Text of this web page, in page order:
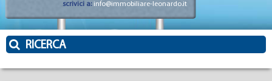
scrivici a: info@immobiliare-leonardo.it
RICERCA